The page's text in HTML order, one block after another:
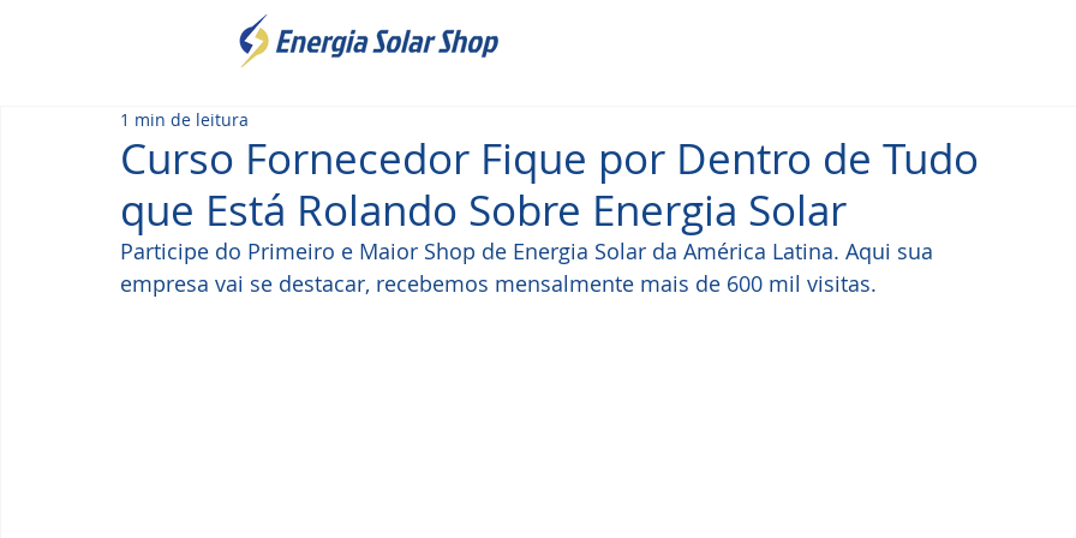
Curso Fornecedor Fique por Dentro de Tudo
que Está Rolando Sobre Energia Solar
1 min de leitura
Participe do Primeiro e Maior Shop de Energia Solar da América Latina. Aqui sua
empresa vai se destacar, recebemos mensalmente mais de 600 mil visitas.